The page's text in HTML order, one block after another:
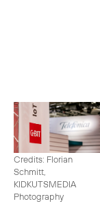
Credits: Florian
Schmitt,
KIDKUTSMEDIA
Photography